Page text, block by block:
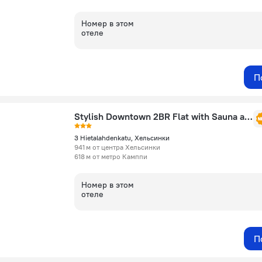
Номер в этом
отеле
Stylish Downtown 2BR Flat with Sauna and Work Area
3 Hietalahdenkatu, Хельсинки
941 м от центра Хельсинки
618 м от метро Камппи
Номер в этом
отеле